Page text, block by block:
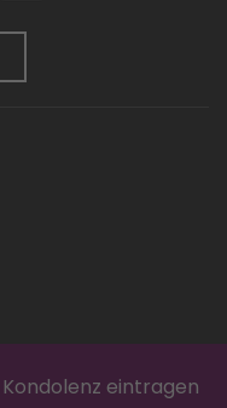
Kondolenz eintragen